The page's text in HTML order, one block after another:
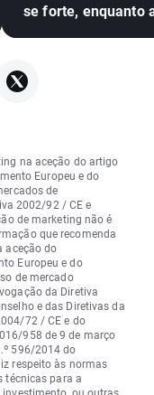
se forte, enquanto
na aceção do artigo
Europeu e do
de
2002/92 / CE e
de marketing não é
que recomenda
aceção do
Europeu e do
de mercado
da Diretiva
e das Diretivas da
72 / CE e do
958 de 9 de março
596/2014 do
respeito às normas
técnicas para a